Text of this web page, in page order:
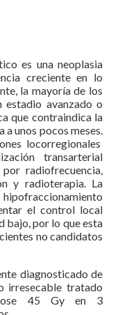
es una neoplasia
creciente en lo
la mayoría de los
estadio avanzado o
que contraindica la
unos pocos meses.
locorregionales
transarterial
radiofrecuencia,
y radioterapia. La
el control local
bajo, por lo que esta
no candidatos
diagnosticado de
irresecable tratado
45 Gy en 3